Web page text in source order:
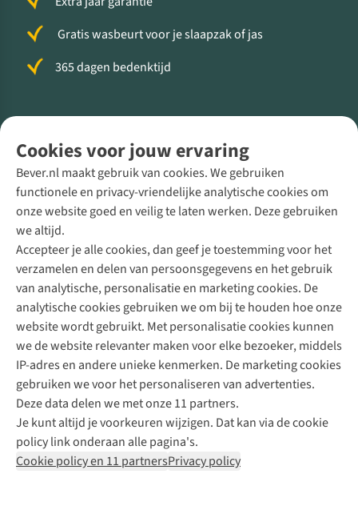
Cookies voor jouw ervaring
Bever.nl maakt gebruik van cookies. We gebruiken
functionele en privacy-vriendelijke analytische cookies om
onze website goed en veilig te laten werken. Deze gebruiken
we altijd.
Accepteer je alle cookies, dan geef je toestemming voor het
verzamelen en delen van persoonsgegevens en het gebruik
van analytische, personalisatie en marketing cookies. De
analytische cookies gebruiken we om bij te houden hoe onze
website wordt gebruikt. Met personalisatie cookies kunnen
we de website relevanter maken voor elke bezoeker, middels
IP-adres en andere unieke kenmerken. De marketing cookies
gebruiken we voor het personaliseren van advertenties.
Deze data delen we met onze 11 partners.
Je kunt altijd je voorkeuren wijzigen. Dat kan via de cookie
policy link onderaan alle pagina's.
Cookie policy en 11 partnersPrivacy policy
Gratis wasbeurt voor je slaapzak of jas
365 dagen bedenktijd
Direct advies van een Buitenexpert
+31 (0)85 888 50 88
+31 6 12 28 49 80
Contactformulier